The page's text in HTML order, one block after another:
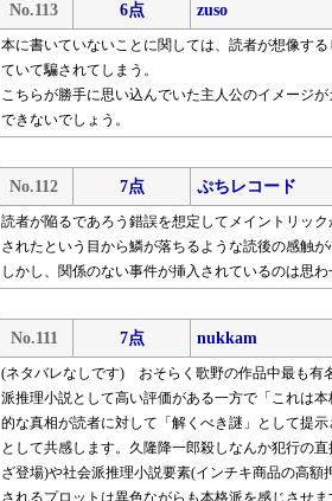
No.113 6点 zuso
本に書いていないことに関しては、読者が想像す
ていて騙されてしまう。
こちらが勝手に思い込んでいた主人公のイメージ
できないでしょう。
No.112 7点 ぷちレコード
読者が陥るであろう錯誤を想定してメイントリッ
されたという目から鱗が落ちるような読後の感触が
しかし、関係のない事件が挿入されているのは思わ
No.111 7点 nukkam
(ネタバレなしです) おそらく歌野の作品中最も有
派推理小説として高い評価がある一方で「これは
的な真相が読者に対して「解くべき謎」として提
として共感します。久隆降一郎殺しなんか犯行の
ざ登場)や社会派推理小説要素(インチキ商品の高
されるプロットは異色ながらも本格派を感じさせ